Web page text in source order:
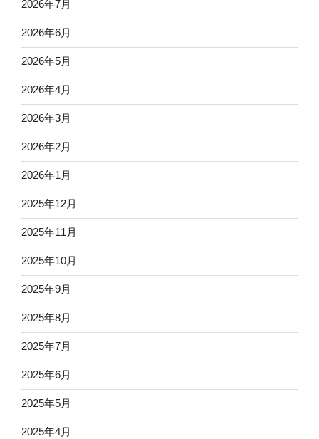
2026年7月
2026年6月
2026年5月
2026年4月
2026年3月
2026年2月
2026年1月
2025年12月
2025年11月
2025年10月
2025年9月
2025年8月
2025年7月
2025年6月
2025年5月
2025年4月